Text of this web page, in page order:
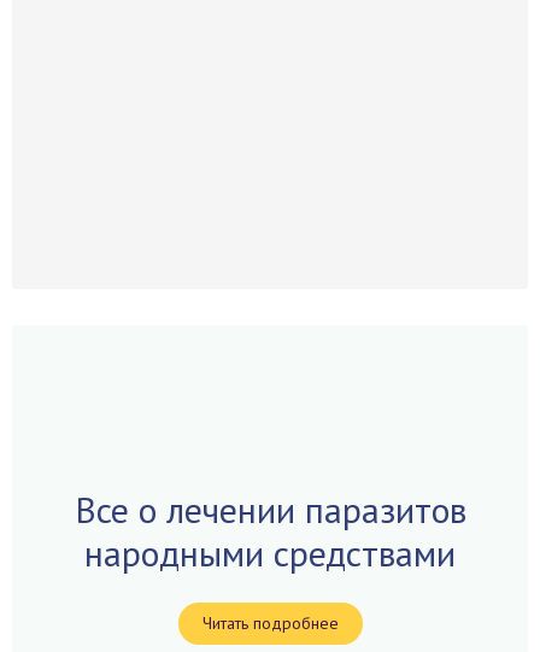
Все о лечении паразитов
народными средствами
Читать подробнее